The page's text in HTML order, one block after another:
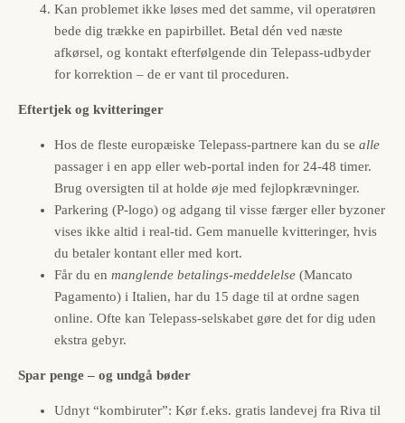
Kan problemet ikke løses med det samme, vil operatøren
bede dig trække en papirbillet. Betal dén ved næste
afkørsel, og kontakt efterfølgende din Telepass-udbyder
for korrektion – de er vant til proceduren.
Eftertjek og kvitteringer
Hos de fleste europæiske Telepass-partnere kan du se alle
passager i en app eller web-portal inden for 24-48 timer.
Brug oversigten til at holde øje med fejlopkrævninger.
Parkering (P-logo) og adgang til visse færger eller byzoner
vises ikke altid i real-tid. Gem manuelle kvitteringer, hvis
du betaler kontant eller med kort.
Får du en manglende betalings-meddelelse (Mancato
Pagamento) i Italien, har du 15 dage til at ordne sagen
online. Ofte kan Telepass-selskabet gøre det for dig uden
ekstra gebyr.
Spar penge – og undgå bøder
Udnyt “kombiruter”: Kør f.eks. gratis landevej fra Riva til